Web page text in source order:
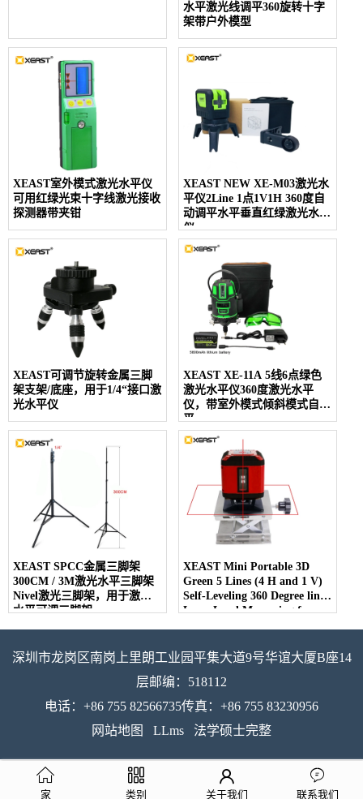
水平激光线调平360旋转十字
架带户外模型
XEAST室外模式激光水平仪
可用红绿光束十字线激光接收
探测器带夹钳
XEAST NEW XE-M03激光水
平仪2Line 1点1V1H 3​​60度自
动调平水平垂直红绿激光水平
仪
XEAST可调节旋转金属三脚
架支架/底座，用于1/4“接口激
光水平仪
XEAST XE-11A 5线6点绿色
激光水平仪360度激光水平
仪，带室外模式倾斜模式自校
平
XEAST SPCC金属三脚架
300CM / 3M激光水平三脚架
Nivel激光三脚架，用于激光
水平可调三脚架
XEAST Mini Portable 3D
Green 5 Lines (4 H and 1 V)
Self-Leveling 360 Degree line
Laser Level Measuring for
深圳市龙岗区南岗上里朗工业园平集大道9号华谊大厦B座14
层邮编：518112
电话：+86 755 82566735传真：+86 755 83230956
网站地图
LLms 法学硕士完整
家 类别 关于我们 联系我们